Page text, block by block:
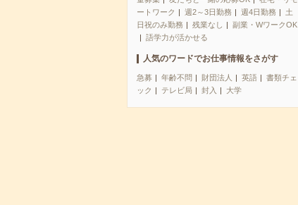
ートワーク
週2～3日勤務 週4日勤務
土
日祝のみ勤務
残業なし
副業・WワークOK
語学力が活かせる
人気のワードでお仕事情報をさがす
急募 年齢不問 財団法人 英語
書類チェ
ック
テレビ局 封入 大学